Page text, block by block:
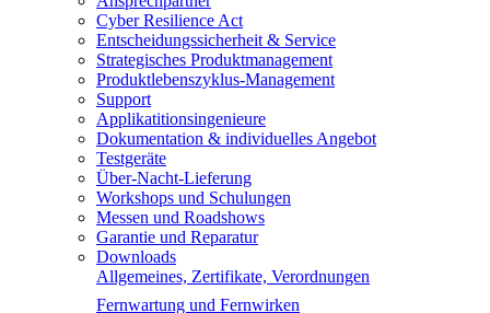
Cyber Resilience Act
Entscheidungssicherheit & Service
Strategisches Produktmanagement
Produktlebenszyklus-Management
Support
Applikatitionsingenieure
Dokumentation & individuelles Angebot
Testgeräte
Über-Nacht-Lieferung
Workshops und Schulungen
Messen und Roadshows
Garantie und Reparatur
Downloads
Allgemeines, Zertifikate, Verordnungen
Fernwartung und Fernwirken